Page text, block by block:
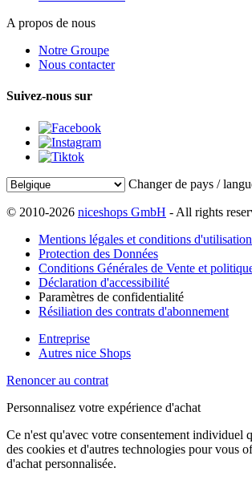
A propos de nous
Notre Groupe
Nous contacter
Suivez-nous sur
Changer de pays /
© 2010-2026 niceshops GmbH - All rights
Mentions légales et conditions d'utilisation
Protection des Données
Conditions Générales de Vente et
Déclaration d'accessibilité
Paramètres de confidentialité
Résiliation des contrats d'abonnement
Entreprise
Autres nice Shops
Renoncer au contrat
Personnalisez votre expérience d'achat
Ce n'est qu'avec votre consentement individuel
des cookies et d'autres technologies pour vous
d'achat personnalisée.